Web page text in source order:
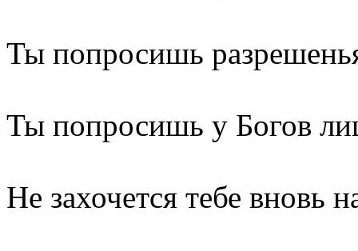
Ты попросишь
Ты попросишь у Богов
Не захочется тебе вновь